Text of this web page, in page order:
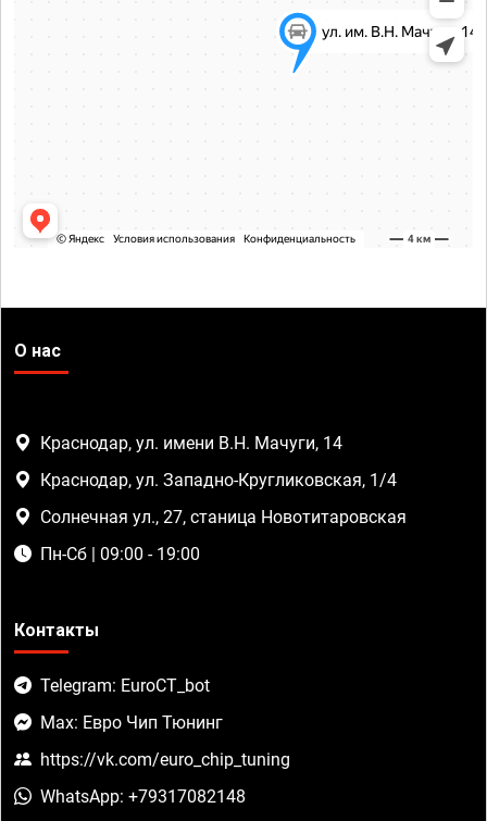
О нас
Краснодар, ул. имени В.Н. Мачуги, 14
Краснодар, ул. Западно-Кругликовская, 1/4
Солнечная ул., 27, станица Новотитаровская
Пн-Сб | 09:00 - 19:00
Контакты
Telegram: EuroCT_bot
Max: Евро Чип Тюнинг
https://vk.com/euro_chip_tuning
WhatsApp: +79317082148